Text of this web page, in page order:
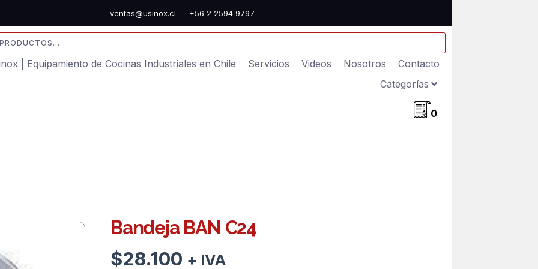
ventas@usinox.cl +56 2 2594 9797
| Equipamiento de Cocinas Industriales en Chile
Servicios Videos Nosotros
Contacto
Categorías
0
Bandeja BAN C24
$28.100 + IVA